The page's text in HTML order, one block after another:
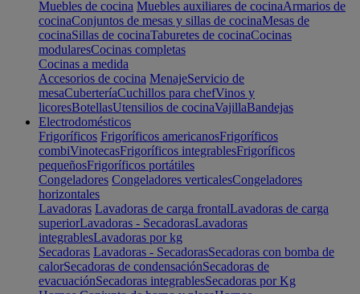
Muebles de cocina Muebles auxiliares de cocinaArmarios de
cocinaConjuntos de mesas y sillas de cocinaMesas de
cocinaSillas de cocinaTaburetes de cocinaCocinas
modularesCocinas completas
Cocinas a medida
Accesorios de cocina MenajeServicio de
mesaCuberteríaCuchillos para chefVinos y
licoresBotellasUtensilios de cocinaVajillaBandejas
Electrodomésticos
Frigoríficos Frigoríficos americanosFrigoríficos
combiVinotecasFrigoríficos integrablesFrigoríficos
pequeñosFrigoríficos portátiles
Congeladores Congeladores verticalesCongeladores
horizontales
Lavadoras Lavadoras de carga frontalLavadoras de carga
superiorLavadoras - SecadorasLavadoras
integrablesLavadoras por kg
Secadoras Lavadoras - SecadorasSecadoras con bomba de
calorSecadoras de condensaciónSecadoras de
evacuaciónSecadoras integrablesSecadoras por Kg